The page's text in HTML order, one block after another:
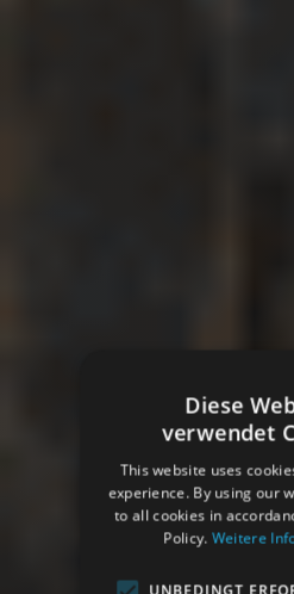
Diese
verwendet
This website uses
experience. By using our
to all cookies in
Policy.Weitere